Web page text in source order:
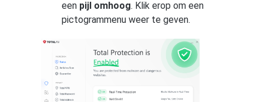
een pijl omhoog. Klik erop om een
pictogrammenu weer te geven.